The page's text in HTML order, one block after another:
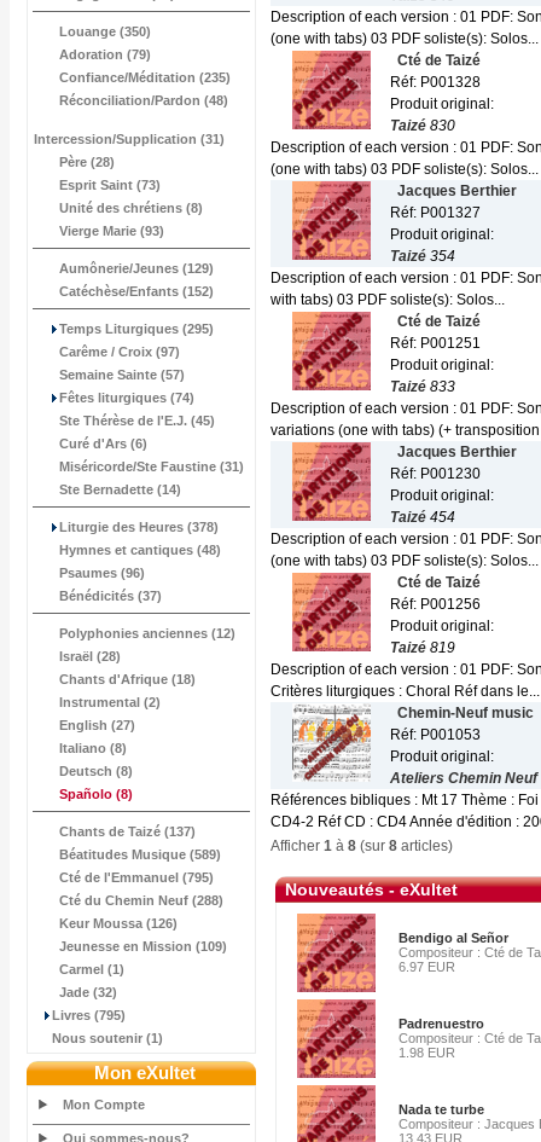
Louange (350)
Adoration (79)
Confiance/Méditation (235)
Réconciliation/Pardon (48)
Intercession/Supplication (31)
Père (28)
Esprit Saint (73)
Unité des chrétiens (8)
Vierge Marie (93)
Aumônerie/Jeunes (129)
Catéchèse/Enfants (152)
Temps Liturgiques (295)
Carême / Croix (97)
Semaine Sainte (57)
Fêtes liturgiques (74)
Ste Thérèse de l'E.J. (45)
Curé d'Ars (6)
Miséricorde/Ste Faustine (31)
Ste Bernadette (14)
Liturgie des Heures (378)
Hymnes et cantiques (48)
Psaumes (96)
Bénédicités (37)
Polyphonies anciennes (12)
Israël (28)
Chants d'Afrique (18)
Instrumental (2)
English (27)
Italiano (8)
Deutsch (8)
Spañolo (8)
Chants de Taizé (137)
Béatitudes Musique (589)
Cté de l'Emmanuel (795)
Cté du Chemin Neuf (288)
Keur Moussa (126)
Jeunesse en Mission (109)
Carmel (1)
Jade (32)
Livres (795)
Nous soutenir (1)
Mon eXultet
Mon Compte
Qui sommes-nous?
Description of each version : 01 PDF:
(one with tabs) 03 PDF soliste(s): Solos...
Cté de Taizé
Réf: P001328
Produit original:
Taizé 830
Description of each version : 01 PDF:
(one with tabs) 03 PDF soliste(s): Solos...
Jacques Berthier
Réf: P001327
Produit original:
Taizé 354
Description of each version : 01 PDF:
with tabs) 03 PDF soliste(s): Solos...
Cté de Taizé
Réf: P001251
Produit original:
Taizé 833
Description of each version : 01 PDF:
variations (one with tabs) (+ transposition
Jacques Berthier
Réf: P001230
Produit original:
Taizé 454
Description of each version : 01 PDF:
(one with tabs) 03 PDF soliste(s): Solos...
Cté de Taizé
Réf: P001256
Produit original:
Taizé 819
Description of each version : 01 PDF:
Critères liturgiques : Choral Réf dans le...
Chemin-Neuf music
Réf: P001053
Produit original:
Ateliers Chemin Neuf
Références bibliques : Mt 17 Thème :
CD4-2 Réf CD : CD4 Année d'édition :
Afficher 1 à 8 (sur 8 articles)
Nouveautés - eXultet
Bendigo al Señor
Compositeur : Cté de
6.97 EUR
Padrenuestro
Compositeur : Cté de
1.98 EUR
Nada te turbe
Compositeur : Jacques
13.43 EUR